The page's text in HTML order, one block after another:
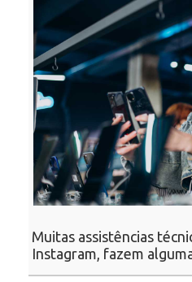
Muitas assistências
Instagram, fazem